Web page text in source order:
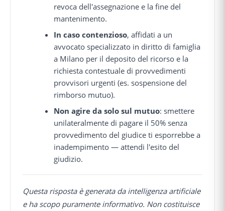
revoca dell'assegnazione e la fine del
mantenimento.
In caso contenzioso, affidati a un
avvocato specializzato in diritto di famiglia
a Milano per il deposito del ricorso e la
richiesta contestuale di provvedimenti
provvisori urgenti (es. sospensione del
rimborso mutuo).
Non agire da solo sul mutuo: smettere
unilateralmente di pagare il 50% senza
provvedimento del giudice ti esporrebbe a
inadempimento — attendi l'esito del
giudizio.
Questa risposta è generata da intelligenza artificiale
e ha scopo puramente informativo. Non costituisce